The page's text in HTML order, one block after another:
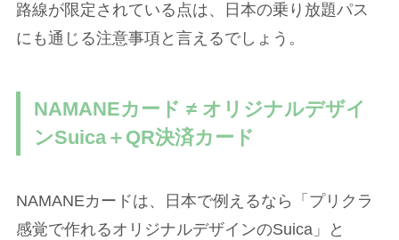
路線が限定されている点は、日本の乗り放題パス
にも通じる注意事項と言えるでしょう。
NAMANEカード ≠ オリジナルデザイ
ンSuica＋QR決済カード
NAMANEカードは、日本で例えるなら「プリクラ
感覚で作れるオリジナルデザインのSuica」と